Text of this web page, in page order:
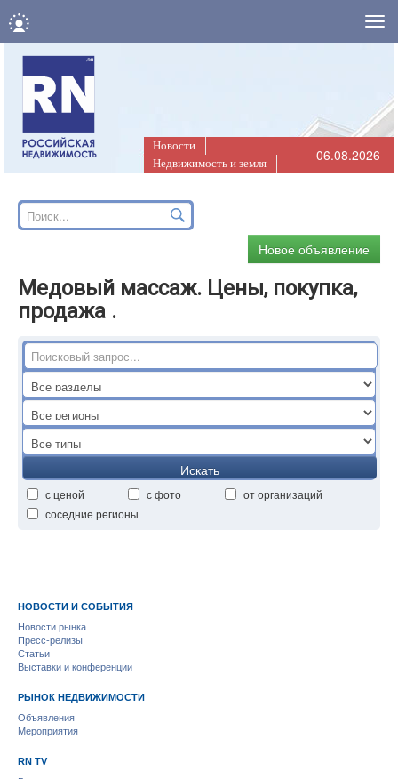
Новости
Недвижимость и земля
06.08.2026
Новое объявление
Медовый массаж. Цены, покупка,
продажа .
Искать
с ценой с фото
от организаций
соседние регионы
НОВОСТИ И СОБЫТИЯ
Новости рынка
Пресс-релизы
Статьи
Выставки и конференции
РЫНОК НЕДВИЖИМОСТИ
Объявления
Мероприятия
RN TV